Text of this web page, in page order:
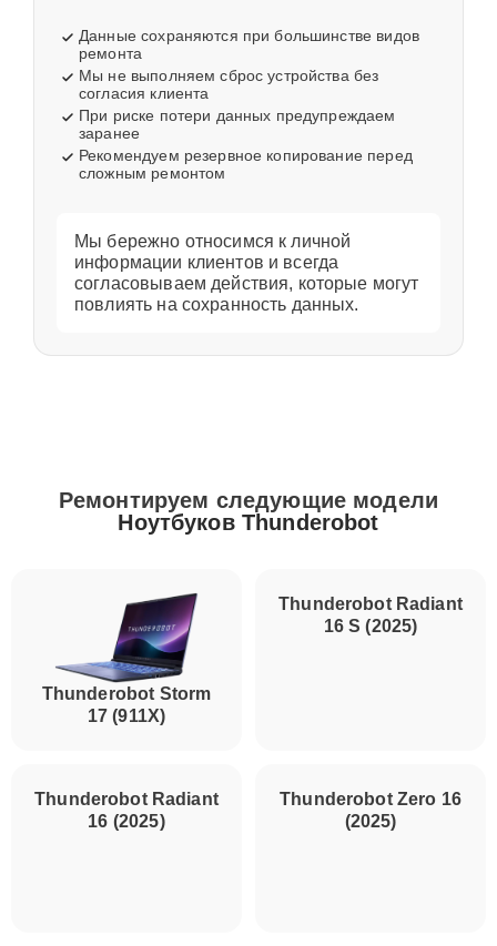
Данные сохраняются при большинстве видов
ремонта
Мы не выполняем сброс устройства без
согласия клиента
При риске потери данных предупреждаем
заранее
Рекомендуем резервное копирование перед
сложным ремонтом
Мы бережно относимся к личной
информации клиентов и всегда
согласовываем действия, которые могут
повлиять на сохранность данных.
Ремонтируем следующие модели
Ноутбуков Thunderobot
Thunderobot Storm
17 (911X)
Thunderobot Radiant
16 (2025)